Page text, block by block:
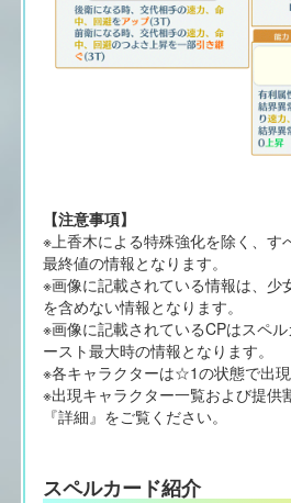
【注意事項】
※上香木による特殊強化を除く、す
最終値の情報となります。
※画像に記載されている情報は、少
を含めない情報となります。
※画像に記載されているCPはスペ
ースト最大時の情報となります。
※各キャラクターは☆1の状態で出現
※出現キャラクター一覧および提供
『詳細』をご覧ください。
スペルカード紹介